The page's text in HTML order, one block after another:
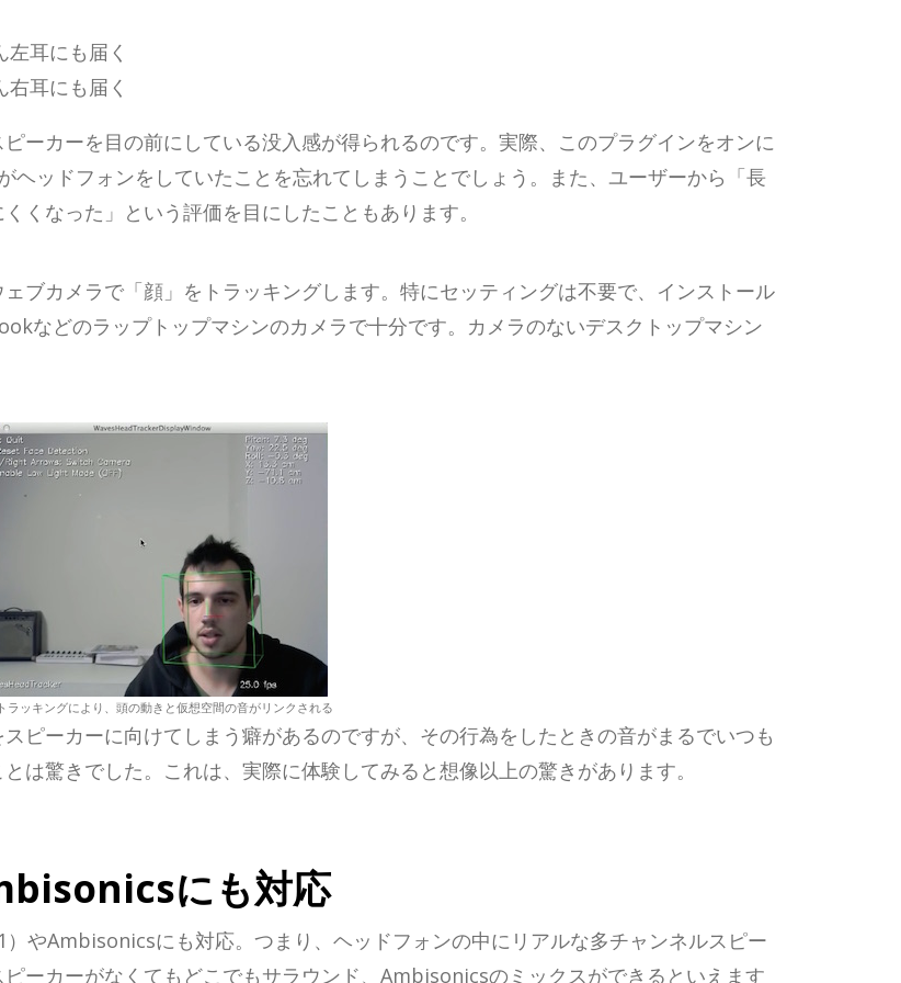
耳にも届く
耳にも届く
ーカーを目の前にしている没入感が得られるのです。実際、このプラグインをオンに
ヘッドフォンをしていたことを忘れてしまうことでしょう。また、ユーザーから「長
くなった」という評価を目にしたこともあります。
ブカメラで「顔」をトラッキングします。特にセッティングは不要で、インストール
などのラップトップマシンのカメラで十分です。カメラのないデスクトップマシン
ラッキングにより、頭の動きと仮想空間の音がリンクされる
ピーカーに向けてしまう癖があるのですが、その行為をしたときの音がまるでいつも
は驚きでした。これは、実際に体験してみると想像以上の驚きがあります。
にも対応
やAmbisonicsにも対応。つまり、ヘッドフォンの中にリアルな多チャンネルスピー
ーカーがなくてもどこでもサラウンド、Ambisonicsのミックスができるといえます